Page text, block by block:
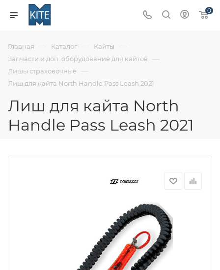
0
Главная — Каталог — Кайты —
Запчасти и доп. оборудование для кайтов —
Лишы страховочные —
Лиш для кайта North Handle Pass Leash 2021
Лиш для кайта North
Handle Pass Leash 2021